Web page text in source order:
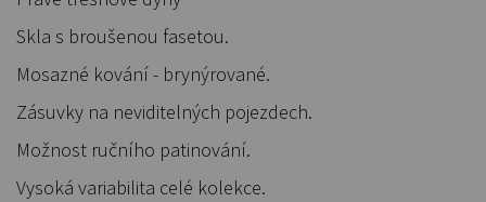
Skla s broušenou fasetou.
Mosazné kování - brynýrované.
Zásuvky na neviditelných pojezdech.
Možnost ručního patinování.
Vysoká variabilita celé kolekce.